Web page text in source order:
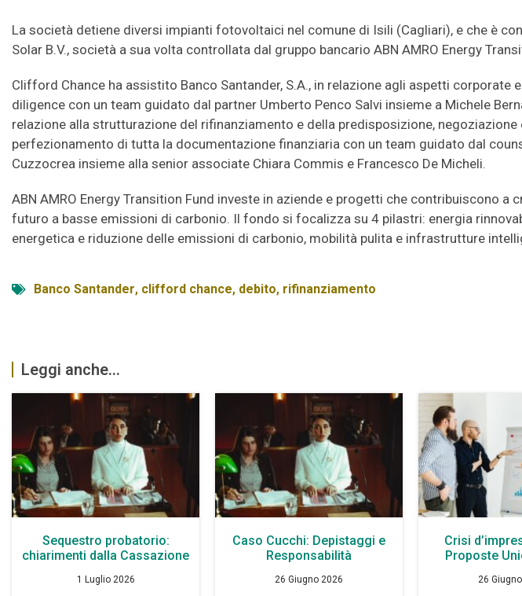
La società detiene diversi impianti fotovoltaici nel comune di Isili (Cagliari), e che è
Solar B.V., società a sua volta controllata dal gruppo bancario ABN AMRO Energy
Clifford Chance ha assistito Banco Santander, S.A., in relazione agli aspetti corporate
diligence con un team guidato dal partner Umberto Penco Salvi insieme a Michele
relazione alla strutturazione del rifinanziamento e della predisposizione, negoziazione
perfezionamento di tutta la documentazione finanziaria con un team guidato dal
Cuzzocrea insieme alla senior associate Chiara Commis e Francesco De Micheli.
ABN AMRO Energy Transition Fund investe in aziende e progetti che contribuiscono a
futuro a basse emissioni di carbonio. Il fondo si focalizza su 4 pilastri: energia
energetica e riduzione delle emissioni di carbonio, mobilità pulita e infrastrutture
Banco Santander, clifford chance, debito, rifinanziamento
Leggi anche...
Sequestro probatorio:
chiarimenti dalla Cassazione
1 Luglio 2026
Caso Cucchi: Depistaggi e
Responsabilità
26 Giugno 2026
Crisi
Proposte
26